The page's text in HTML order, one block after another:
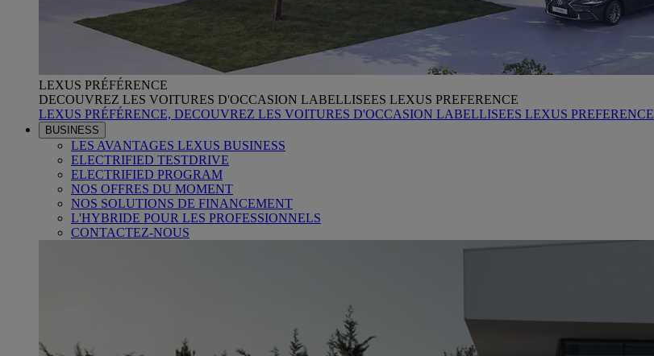
LEXUS PRÉFÉRENCE
DECOUVREZ LES VOITURES D'OCCASION LABELLISEES LEXUS PREFERENCE
LEXUS PRÉFÉRENCE, DECOUVREZ LES VOITURES D'OCCASION LABELLISEES LEXUS PREFERENCE
BUSINESS
LES AVANTAGES LEXUS BUSINESS
ELECTRIFIED TESTDRIVE
ELECTRIFIED PROGRAM
NOS OFFRES DU MOMENT
NOS SOLUTIONS DE FINANCEMENT
L'HYBRIDE POUR LES PROFESSIONNELS
CONTACTEZ-NOUS